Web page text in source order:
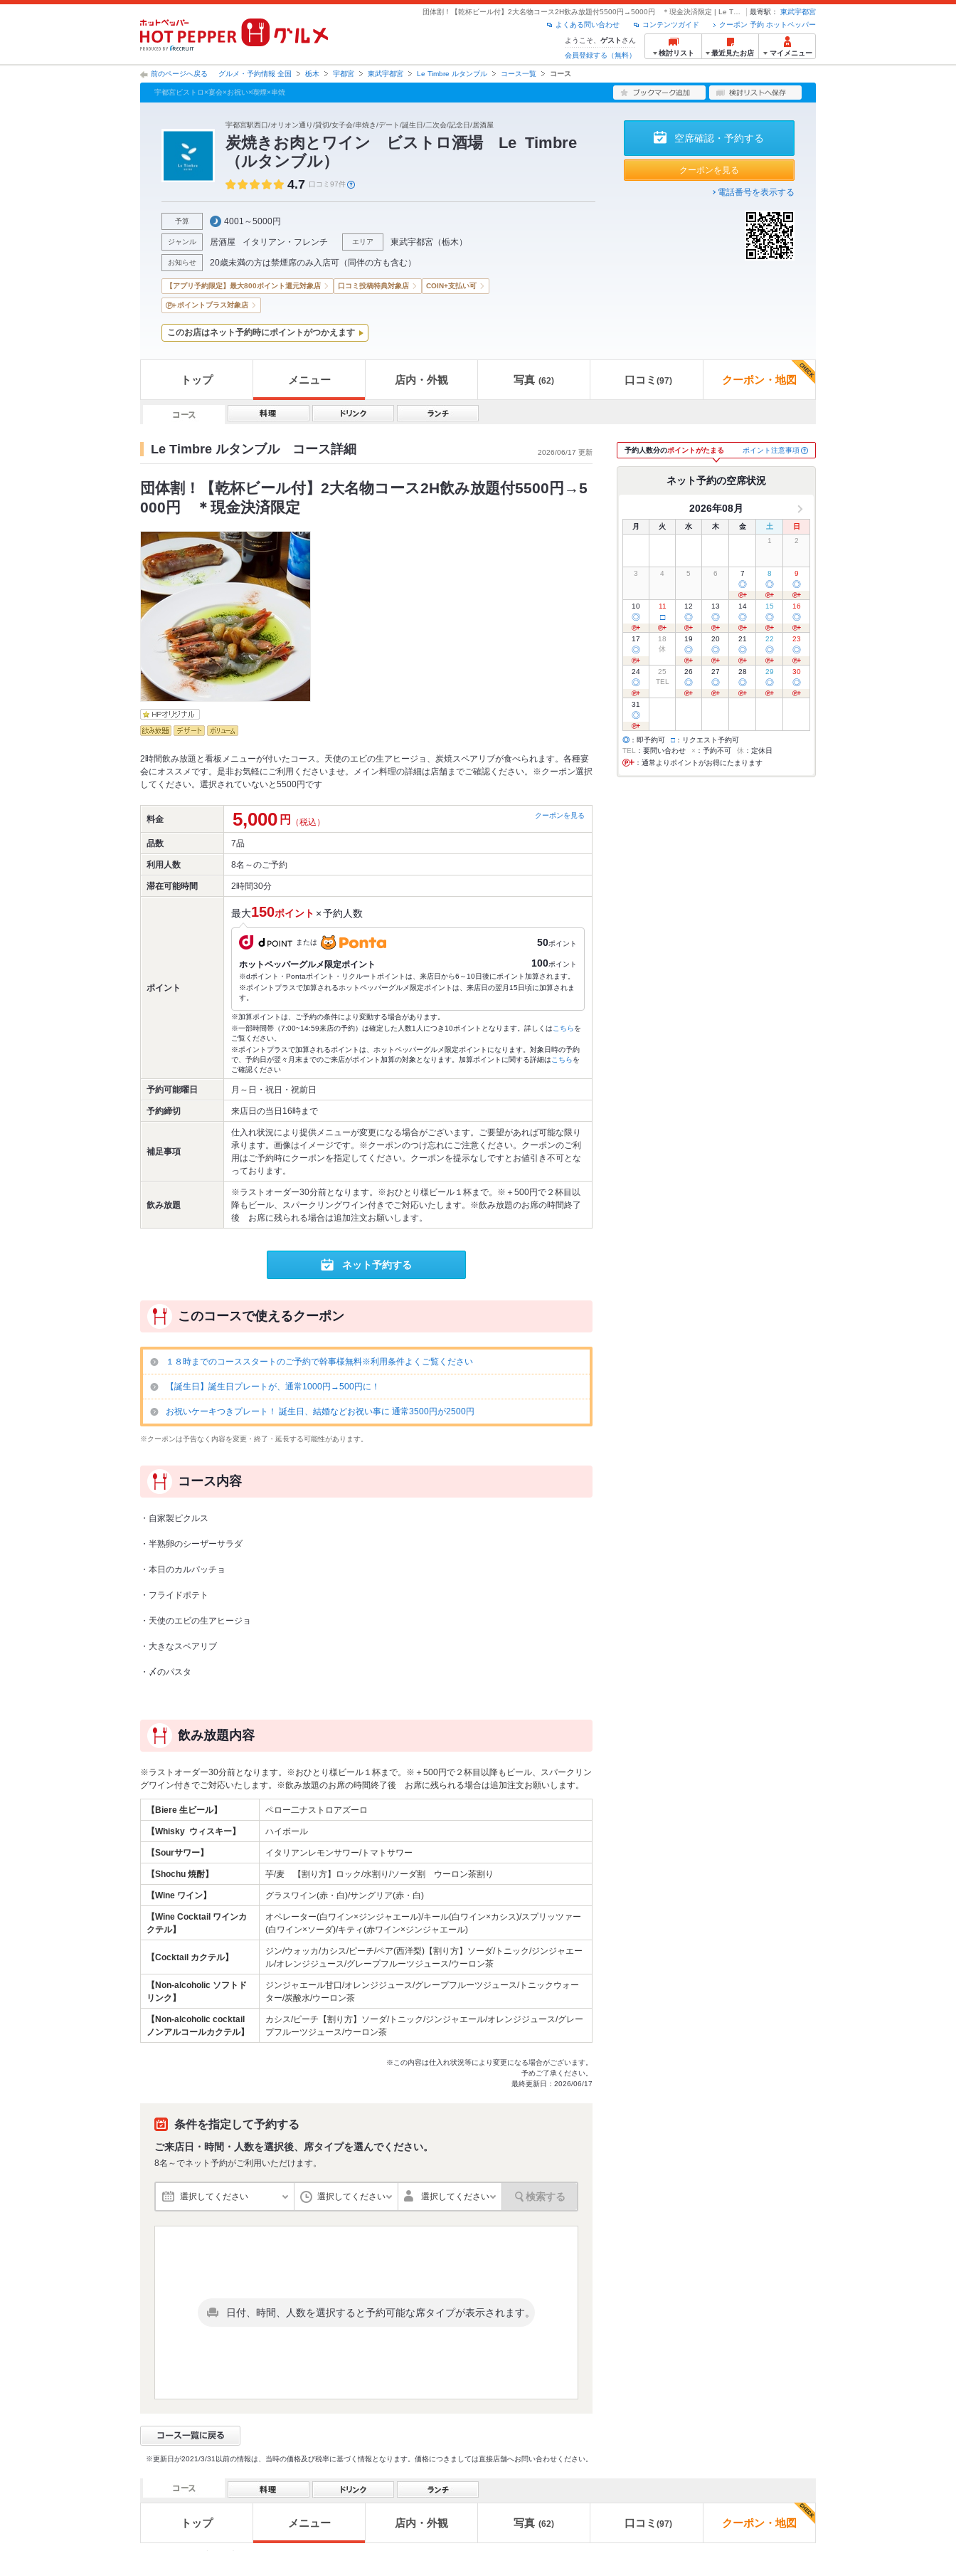
最寄駅：
東武宇都宮
クーポン 予約 ホットペッパー
コンテンツガイド
よくある問い合わせ
ようこそ、 ゲスト さん
会員登録する（無料）
検討リスト 最近見たお店 マイメニュー
前のページへ戻る グルメ・予約情報 全国 栃木 宇都宮 東武宇都宮 Le Timbre ルタンブル コース一覧 コース
宇都宮ビストロ×宴会×お祝い×喫煙×串焼
宇都宮駅西口/オリオン通り/貸切/女子会/串焼き/デート/誕生日/二次会/記念日/居酒屋
炭焼きお肉とワイン ビストロ酒場 Le Timbre
（ルタンブル）
4.7 口コミ97件
予算 4001～5000円
ジャンル 居酒屋 イタリアン・フレンチ エリア 東武宇都宮 （栃木）
お知らせ 20歳未満の方は禁煙席のみ入店可（同伴の方も含む）
空席確認・予約する
クーポンを見る
電話番号を表示する
【アプリ予約限定】最大800ポイント還元対象店 口コミ投稿特典対象店 COIN+支払い可
ポイントプラス対象店
このお店はネット予約時にポイントがつかえます
トップ メニュー 店内・外観 写真 (62) 口コミ (97) クーポン・地図
Le Timbre ルタンブル コース詳細 2026/06/17 更新
団体割！【乾杯ビール付】2大名物コース2H飲み放題付5500円→5
000円 ＊現金決済限定
2時間飲み放題と看板メニューが付いたコース。天使のエビの生アヒージョ、炭焼スペアリブが食べられます。各種宴
会にオススメです。是非お気軽にご利用くださいませ。メイン料理の詳細は店舗までご確認ください。※クーポン選択
してください。選択されていないと5500円です
料金 5,000 円 （税込）
クーポンを見る
品数 7品
利用人数 8名～のご予約
滞在可能時間 2時間30分
ポイント
最大150ポイント ×予約人数
または 50ポイント
ホットペッパーグルメ限定ポイント 100ポイント
※dポイント・Pontaポイント・リクルートポイントは、来店日から6～10日後にポイント加算されます。
※ポイントプラスで加算されるホットペッパーグルメ限定ポイントは、来店日の翌月15日頃に加算されま
す。
※加算ポイントは、ご予約の条件により変動する場合があります。
※一部時間帯（7:00~14:59来店の予約）は確定した人数1人につき10ポイントとなります。詳しくは こちらを
ご覧ください。
※ポイントプラスで加算されるポイントは、ホットペッパーグルメ限定ポイントになります。対象日時の予約
で、予約日が翌々月末までのご来店がポイント加算の対象となります。加算ポイントに関する詳細は こちらを
ご確認ください
予約可能曜日 月～日・祝日・祝前日
予約締切 来店日の当日16時まで
補足事項
仕入れ状況により提供メニューが変更になる場合がございます。ご要望があれば可能な限り
承ります。画像はイメージです。※クーポンのつけ忘れにご注意ください。クーポンのご利
用はご予約時にクーポンを指定してください。クーポンを提示なしですとお値引き不可とな
っております。
飲み放題
※ラストオーダー30分前となります。※おひとり様ビール１杯まで。※＋500円で２杯目以
降もビール、スパークリングワイン付きでご対応いたします。※飲み放題のお席の時間終了
後 お席に残られる場合は追加注文お願いします。
ネット予約する
このコースで使えるクーポン
１８時までのコーススタートのご予約で幹事様無料※利用条件よくご覧ください
【誕生日】誕生日プレートが、通常1000円→500円に！
お祝いケーキつきプレート！ 誕生日、結婚などお祝い事に 通常3500円が2500円
※クーポンは予告なく内容を変更・終了・延長する可能性があります。
コース内容
・自家製ピクルス
・半熟卵のシーザーサラダ
・本日のカルパッチョ
・フライドポテト
・天使のエビの生アヒージョ
・大きなスペアリブ
・〆のパスタ
飲み放題内容
※ラストオーダー30分前となります。※おひとり様ビール１杯まで。※＋500円で２杯目以降もビール、スパークリン
グワイン付きでご対応いたします。※飲み放題のお席の時間終了後 お席に残られる場合は追加注文お願いします。
【Biere 生ビール】 ペロー二ナストロアズーロ
【Whisky ウィスキー】 ハイボール
【Sourサワー】 イタリアンレモンサワー/トマトサワー
【Shochu 焼酎】 芋/麦 【割り方】ロック/水割り/ソーダ割 ウーロン茶割り
【Wine ワイン】 グラスワイン(赤・白)/サングリア(赤・白)
【Wine Cocktail ワインカ
クテル】
オペレーター(白ワイン×ジンジャエール)/キール(白ワイン×カシス)/スプリッツァー
(白ワイン×ソーダ)/キティ(赤ワイン×ジンジャエール)
【Cocktail カクテル】
ジン/ウォッカ/カシス/ピーチ/ペア(西洋梨)【割り方】ソーダ/トニック/ジンジャエー
ル/オレンジジュース/グレープフルーツジュース/ウーロン茶
【Non-alcoholic ソフトド
リンク】
ジンジャエール甘口/オレンジジュース/グレープフルーツジュース/トニックウォー
ター/炭酸水/ウーロン茶
【Non-alcoholic cocktail
ノンアルコールカクテル】
カシス/ピーチ【割り方】ソーダ/トニック/ジンジャエール/オレンジジュース/グレー
プフルーツジュース/ウーロン茶
※この内容は仕入れ状況等により変更になる場合がございます。
予めご了承ください。
最終更新日：2026/06/17
条件を指定して予約する
ご来店日・時間・人数を選択後、席タイプを選んでください。
8名～でネット予約がご利用いただけます。
選択してください 選択してください 選択してください 検索する
日付、時間、人数を選択すると予約可能な席タイプが表示されます。
※更新日が2021/3/31以前の情報は、当時の価格及び税率に基づく情報となります。価格につきましては直接店舗へお問い合わせください。
予約人数分のポイントがたまる ポイント注意事項
ネット予約の空席状況
2026年08月
月 火 水 木 金 土
日
1
2
3 4 5 6 7
◎
8
◎
9
◎
10
◎
11
□
12
◎
13
◎
14
◎
15
◎
16
◎
17
◎
18
休
19
◎
20
◎
21
◎
22
◎
23
◎
24
◎
25
TEL
26
◎
27
◎
28
◎
29
◎
30
◎
31
◎
◎ ：即予約可 □ ：リクエスト予約可
TEL
：要問い合わせ × ：予約不可 休 ：定休日
：通常よりポイントがお得にたまります
トップ メニュー 店内・外観 写真 (62) 口コミ (97) クーポン・地図